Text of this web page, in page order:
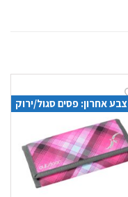
צבע אחרון: פסים סגול/ירוק